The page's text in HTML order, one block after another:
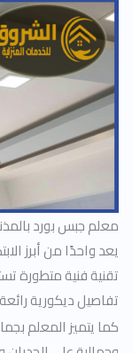
معلم جبس بورد
يعد واحدًا من أبرز
تقنية فنية متطورة
تفاصيل ديكورية
كما يتميز المعلم